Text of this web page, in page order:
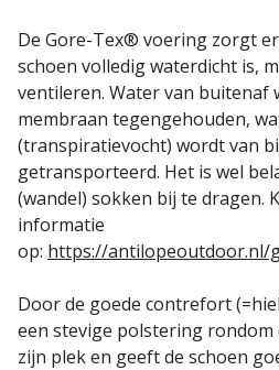
De Gore-Tex® voering zorgt
schoen volledig waterdicht is,
ventileren. Water van buitenaf
membraan tegengehouden,
(transpiratievocht) wordt van
getransporteerd. Het is wel
(wandel) sokken bij te dragen.
informatie
op: https://antilopeoutdoor.nl/
Door de goede contrefort
een stevige polstering
zijn plek en geeft de schoen